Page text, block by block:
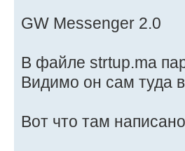
GW Messenger 2.0
В файле strtup.ma
Видимо он сам туда
Вот что там